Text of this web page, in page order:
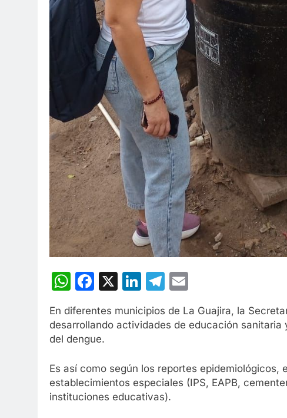
WhatsApp
Facebook
X LinkedIn
Telegram
En diferentes municipios de La Guajira, la
desarrollando actividades de educación
del dengue.
Es así como según los reportes
establecimientos especiales (IPS, EAPB,
instituciones educativas).